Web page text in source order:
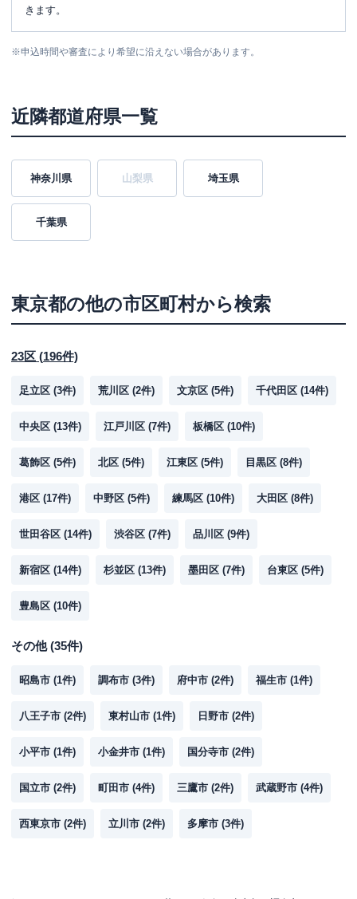
きます。
※申込時間や審査により希望に沿えない場合があります。
近隣都道府県一覧
神奈川県 山梨県 埼玉県
千葉県
東京都の他の市区町村から検索
23区 (196件)
足立区 (3件) 荒川区 (2件) 文京区 (5件) 千代田区 (14件)
中央区 (13件) 江戸川区 (7件) 板橋区 (10件)
葛飾区 (5件) 北区 (5件) 江東区 (5件) 目黒区 (8件)
港区 (17件) 中野区 (5件) 練馬区 (10件) 大田区 (8件)
世田谷区 (14件) 渋谷区 (7件) 品川区 (9件)
新宿区 (14件) 杉並区 (13件) 墨田区 (7件) 台東区 (5件)
豊島区 (10件)
その他(35件)
昭島市 (1件) 調布市 (3件) 府中市 (2件) 福生市 (1件)
八王子市 (2件) 東村山市 (1件) 日野市 (2件)
小平市 (1件) 小金井市 (1件) 国分寺市 (2件)
国立市 (2件) 町田市 (4件) 三鷹市 (2件) 武蔵野市 (4件)
西東京市 (2件) 立川市 (2件) 多摩市 (3件)